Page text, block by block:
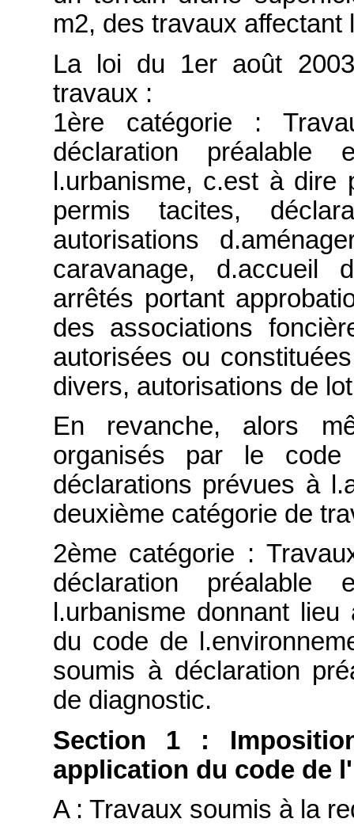
m2, des travaux affectant
La loi du 1er août
travaux :
1ère catégorie :
déclaration
l.urbanisme, c.est à dire
permis tacites,
autorisations
caravanage, d.accueil
arrêtés portant
des associations
autorisées ou
divers, autorisations de
En revanche, alors
organisés par le
déclarations prévues à
deuxième catégorie de
2ème catégorie :
déclaration
l.urbanisme donnant
du code de
soumis à déclaration
de diagnostic.
Section 1 :
application du code de
A : Travaux soumis à la